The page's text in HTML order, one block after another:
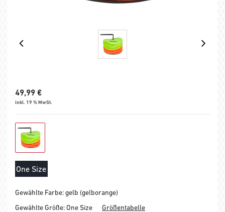
49,99 €
inkl. 19 % MwSt.
One Size
Gewählte Farbe: gelb (gelborange)
Gewählte Größe:One Size Größentabelle